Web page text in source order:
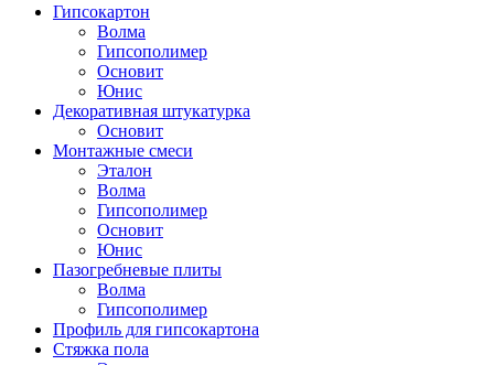
Гипсокартон
Волма
Гипсополимер
Основит
Юнис
Декоративная штукатурка
Основит
Монтажные смеси
Эталон
Волма
Гипсополимер
Основит
Юнис
Пазогребневые плиты
Волма
Гипсополимер
Профиль для гипсокартона
Стяжка пола